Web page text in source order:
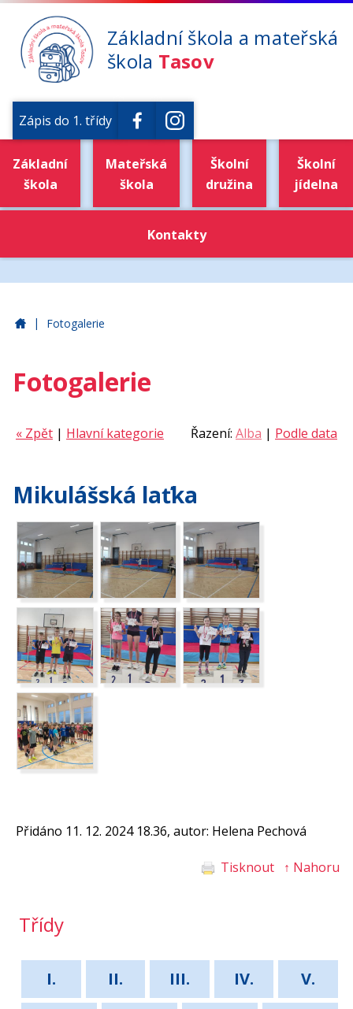
Základní škola a mateřská
škola Tasov
Zápis do 1. třídy
Základní
škola
Mateřská
škola
Školní
družina
Školní
jídelna
Kontakty
Základní škola a mateřská škola Tasov
| Fotogalerie
Fotogalerie
Řazení: Alba | Podle data
« Zpět | Hlavní kategorie
Mikulášská laťka
Přidáno 11. 12. 2024 18.36, autor: Helena Pechová
Tisknout ↑ Nahoru
Třídy
I. II. III. IV.
V.